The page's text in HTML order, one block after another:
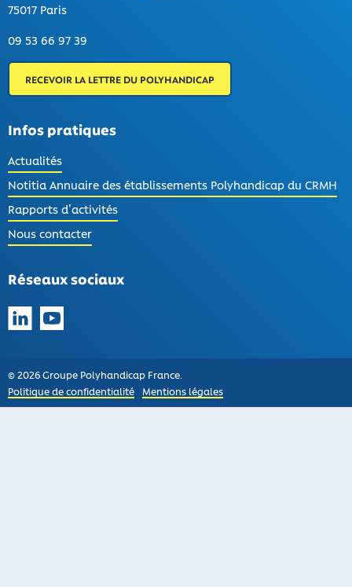
75017 Paris
09 53 66 97 39
RECEVOIR LA LETTRE DU POLYHANDICAP
Infos pratiques
Actualités
Notitia Annuaire des établissements Polyhandicap du CRMH
Rapports d’activités
Nous contacter
Réseaux sociaux
© 2026 Groupe Polyhandicap France.
Politique de confidentialité
Mentions légales